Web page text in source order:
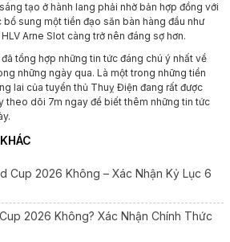
tạo ở hành lang phải nhờ bản hợp đồng với
sung một tiền đạo săn bàn hàng đầu như
Arne Slot càng trở nên đáng sợ hơn.
tổng hợp những tin tức đáng chú ý nhất về
những ngày qua. Là một trong những tiền
lai của tuyển thủ Thuỵ Điện đang rất được
theo dõi 7m ngay để biết thêm những tin tức
Cup 2026 Không – Xác Nhận Kỷ Lục 6
2026 Không? Xác Nhận Chính Thức